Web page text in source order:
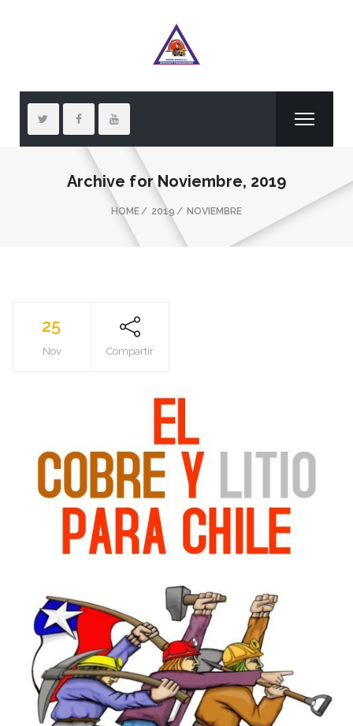
Archive forNoviembre, 2019
HOME 2019 NOVIEMBRE
25
Nov Compartir